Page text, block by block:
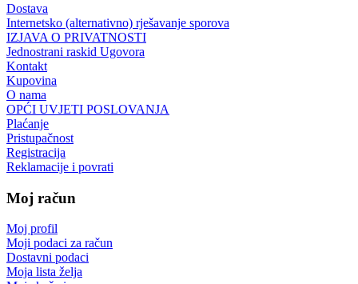
Dostava
Internetsko (alternativno) rješavanje sporova
IZJAVA O PRIVATNOSTI
Jednostrani raskid Ugovora
Kontakt
Kupovina
O nama
OPĆI UVJETI POSLOVANJA
Plaćanje
Pristupačnost
Registracija
Reklamacije i povrati
Moj račun
Moj profil
Moji podaci za račun
Dostavni podaci
Moja lista želja